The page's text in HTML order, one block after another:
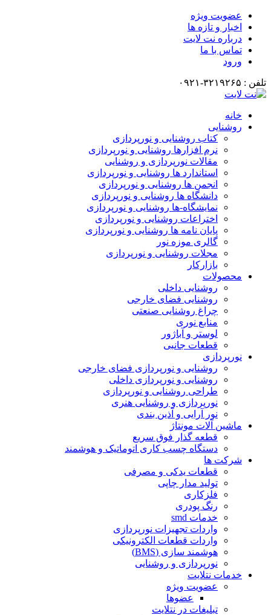
ویژه
و تازه ها
نت لایت
با ما
کتاب روشنایی و نورپردازی
نرم افزارها روشنایی و نورپردازی
مقالات نورپردازی و روشنایی
استاندارد ها روشنایی و نورپردازی
انجمن ها روشنایی و نورپردازی
دانشگاه ها روشنایی و نورپردازی
نمایشگاه-ها روشنایی و نورپردازی
اختراعات روشنایی و نورپردازی
پایان نامه ها روشنایی و نورپردازی
گالری موزه نور
مجلات روشنایی و نورپردازی
بازارکار
روشنایی داخلی
روشنایی فضای خارجی
چراغ روشنایی صنعتی
منابع نوری
لوستر و آباژور
قطعات جانبی
روشنایی و نورپردازی فضای خارجی
روشنایی و نورپردازی داخلی
طراحی روشنایی و نورپردازی
نورپردازی و روشنایی هنری
نور آرایی و آذین بندی
آلات مونتاژ
قطعه گذار فوق سریع
دستگاه چسب کاری اتوماتیک و هوشمند
ها
قطعات یدکی و مصرفی
تولید مدار چاپی
فلزکاری
رنگ پودری
خدمات smd
واردات تجهیزات نورپردازی
واردات قطعات الکترونیکی
هوشمند سازی (BMS)
نورپردازی و روشنایی
نتلایت
عضویت ویژه
عضوها
تبلیغات در نتلایت